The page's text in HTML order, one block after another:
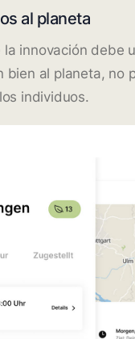
al planeta
la innovación debe
bien al planeta, no
individuos.